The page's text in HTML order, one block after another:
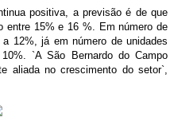
positiva, a previsão é de que
entre 15% e 16 %. Em número de
12%, já em número de unidades
`A São Bernardo do Campo
aliada no crescimento do setor`,